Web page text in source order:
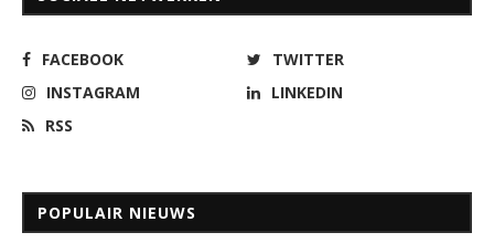
FACEBOOK
TWITTER
INSTAGRAM
LINKEDIN
RSS
POPULAIR NIEUWS